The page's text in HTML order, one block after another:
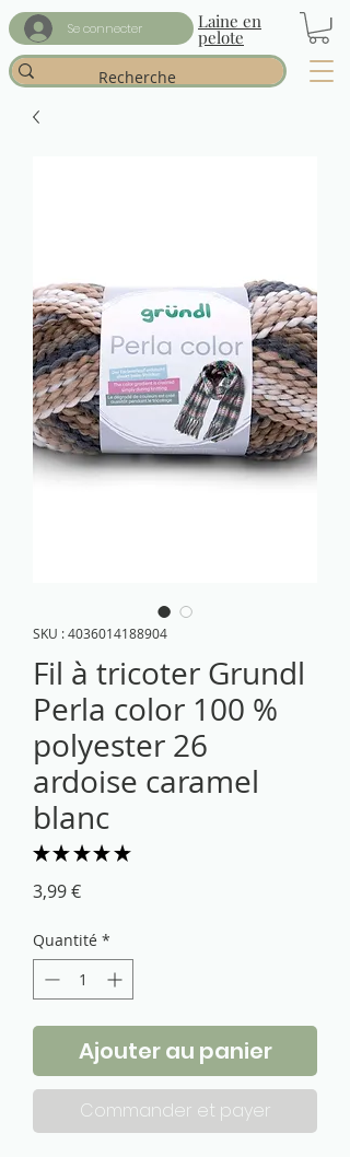
Se connecter Laine en
pelote
SKU : 4036014188904
Fil à tricoter Grundl
Perla color 100 %
polyester 26
ardoise caramel
blanc
★ ★ ★ ★ ★
3,99 €Prix
Quantité *
Ajouter au panier
Commander et payer